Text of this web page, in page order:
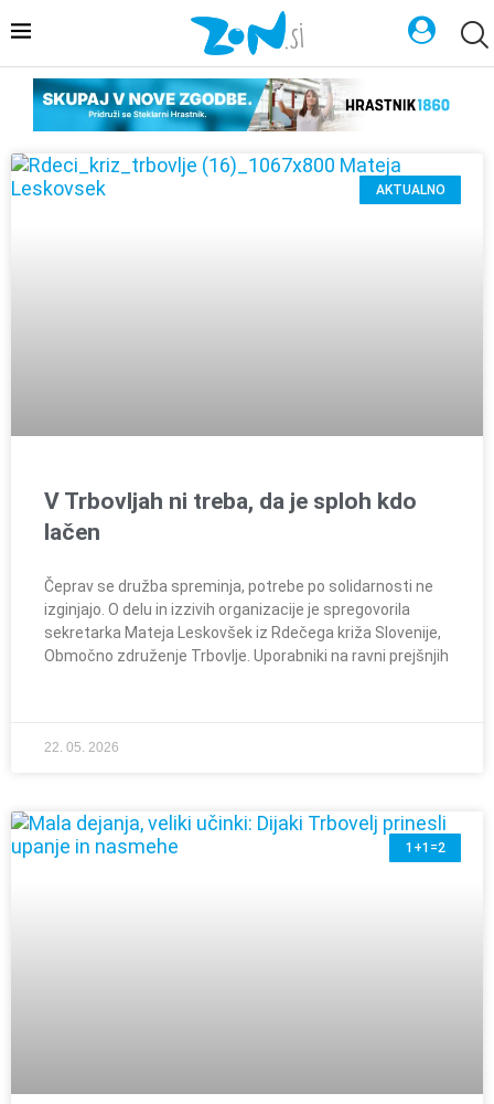
AKTUALNO
V Trbovljah ni treba, da je sploh kdo
lačen
Čeprav se družba spreminja, potrebe po solidarnosti ne
izginjajo. O delu in izzivih organizacije je spregovorila
sekretarka Mateja Leskovšek iz Rdečega križa Slovenije,
Območno združenje Trbovlje. Uporabniki na ravni prejšnjih
22. 05. 2026
1+1=2